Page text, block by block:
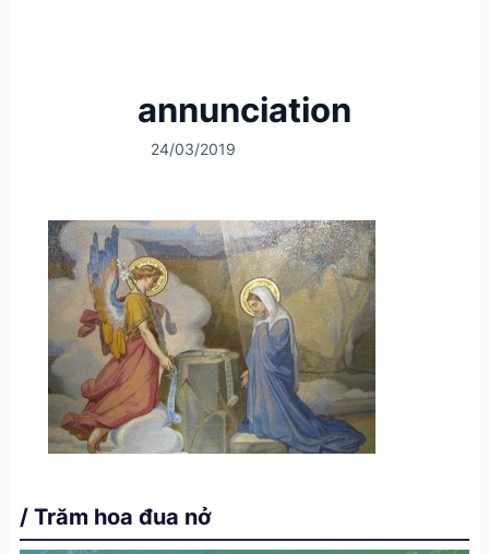
annunciation
24/03/2019
/ Trăm hoa đua nở